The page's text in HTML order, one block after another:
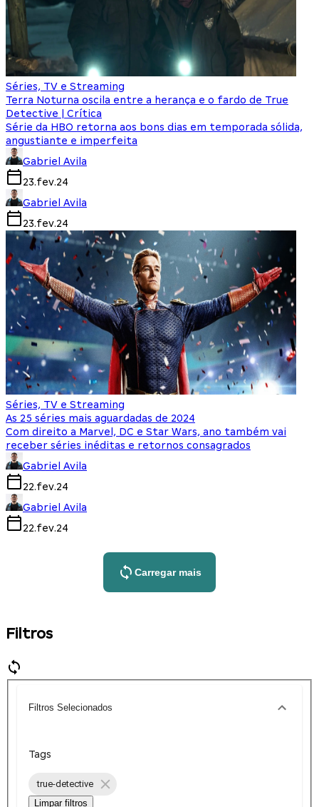
Séries, TV e Streaming
Terra Noturna oscila entre a herança e o fardo de True
Detective | Crítica
Série da HBO retorna aos bons dias em temporada sólida,
angustiante e imperfeita
Gabriel Avila
23.fev.24
Gabriel Avila
23.fev.24
Séries, TV e Streaming
As 25 séries mais aguardadas de 2024
Com direito a Marvel, DC e Star Wars, ano também vai
receber séries inéditas e retornos consagrados
Gabriel Avila
22.fev.24
Gabriel Avila
22.fev.24
Carregar mais
Filtros
Filtros Selecionados
Tags
true-detective
Limpar filtros